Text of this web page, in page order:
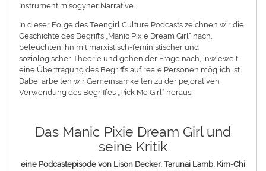
Instrument misogyner Narrative.
In dieser Folge des Teengirl Culture Podcasts zeichnen wir die
Geschichte des Begriffs „Manic Pixie Dream Girl“ nach,
beleuchten ihn mit marxistisch-feministischer und
soziologischer Theorie und gehen der Frage nach, inwieweit
eine Übertragung des Begriffs auf reale Personen möglich ist.
Dabei arbeiten wir Gemeinsamkeiten zu der pejorativen
Verwendung des Begriffes „Pick Me Girl“ heraus.
Das Manic Pixie Dream Girl und
seine Kritik
eine Podcastepisode von Lison Decker, Tarunai Lamb, Kim-Chi